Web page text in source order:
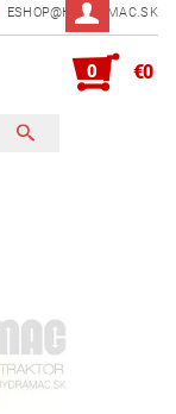
ESHOP@HYDRAMAC.SK
0 €0